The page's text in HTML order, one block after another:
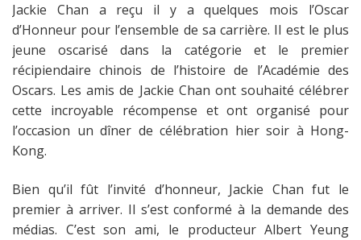
Jackie Chan a reçu il y a quelques mois l’Oscar
d’Honneur pour l’ensemble de sa carrière. Il est le plus
jeune oscarisé dans la catégorie et le premier
récipiendaire chinois de l’histoire de l’Académie des
Oscars. Les amis de Jackie Chan ont souhaité célébrer
cette incroyable récompense et ont organisé pour
l’occasion un dîner de célébration hier soir à Hong-
Kong.
Bien qu’il fût l’invité d’honneur, Jackie Chan fut le
premier à arriver. Il s’est conformé à la demande des
médias. C’est son ami, le producteur Albert Yeung